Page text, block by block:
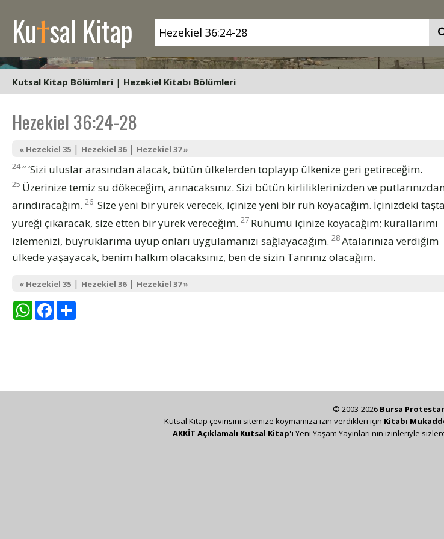
Kutsal Kitap
Kutsal Kitap Bölümleri | Hezekiel Kitabı Bölümleri
Hezekiel 36:24-28
« Hezekiel 35 | Hezekiel 36| Hezekiel 37 »
24“ ‘Sizi uluslar arasından alacak, bütün ülkelerden toplayıp ülkenize geri getireceğim.
25 Üzerinize temiz su dökeceğim, arınacaksınız. Sizi bütün kirliliklerinizden ve
arındıracağım. 26 Size yeni bir yürek verecek, içinize yeni bir ruh koyacağım. İçinizdeki
yüreği çıkaracak, size etten bir yürek vereceğim. 27 Ruhumu içinize koyacağım; kurallarımı
izlemenizi, buyruklarıma uyup onları uygulamanızı sağlayacağım. 28Atalarınıza verdiğim
ülkede yaşayacak, benim halkım olacaksınız, ben de sizin Tanrınız olacağım.
« Hezekiel 35 | Hezekiel 36| Hezekiel 37 »
WhatsAppFacebook
© 2003-2026 Bursa
Kutsal Kitap çevirisini sitemize koymamıza izin verdikleri için Kitabı
AKKİT Açıklamalı Kutsal Kitap'ı Yeni Yaşam Yayınları'nın izinleriyle